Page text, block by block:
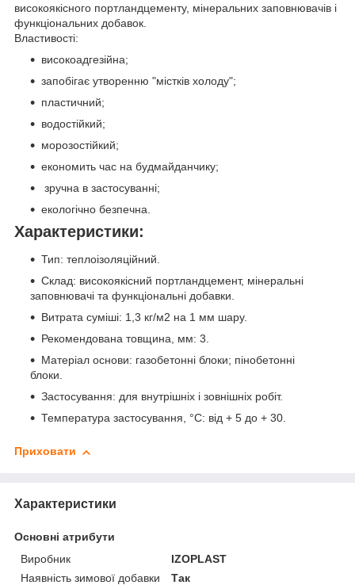
високоякісного портландцементу, мінеральних заповнювачів і
функціональних добавок.
Властивості:
високоадгезійна;
запобігає утворенню "містків холоду";
пластичний;
водостійкий;
морозостійкий;
економить час на будмайданчику;
зручна в застосуванні;
екологічно безпечна.
Характеристики:
Тип: теплоізоляційний.
Склад: високоякісний портландцемент, мінеральні
заповнювачі та функціональні добавки.
Витрата суміші: 1,3 кг/м2 на 1 мм шару.
Рекомендована товщина, мм: 3.
Матеріал основи: газобетонні блоки; пінобетонні
блоки.
Застосування: для внутрішніх і зовнішніх робіт.
Температура застосування, °C: від + 5 до + 30.
Приховати
Характеристики
Основні атрибути
Виробник
IZOPLAST
Наявність зимової добавки
Так